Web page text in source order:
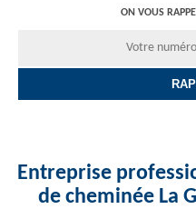
ON VOUS
Entreprise
de cheminée La